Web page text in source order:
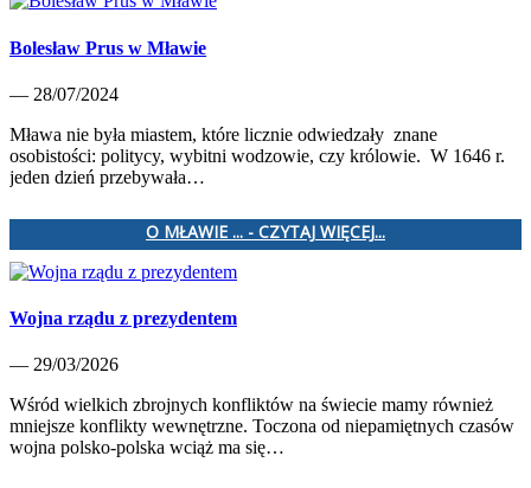
Bolesław Prus w Mławie
— 28/07/2024
Mława nie była miastem, które licznie odwiedzały znane
osobistości: politycy, wybitni wodzowie, czy królowie. W 1646 r.
jeden dzień przebywała…
O MŁAWIE ... - CZYTAJ WIĘCEJ...
Wojna rządu z prezydentem
— 29/03/2026
Wśród wielkich zbrojnych konfliktów na świecie mamy również
mniejsze konflikty wewnętrzne. Toczona od niepamiętnych czasów
wojna polsko-polska wciąż ma się…